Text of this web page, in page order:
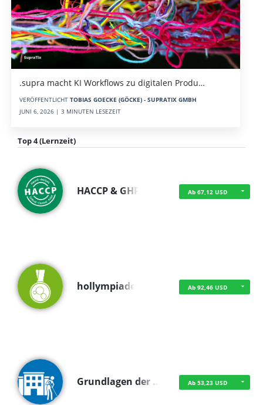
.supra macht KI Workflows zu digitalen Produ…
VERÖFFENTLICHT TOBIAS GOECKE (GÖCKE) - SUPRATIX GMBH
JUNI 6, 2026 | 3 MINUTEN LESEZEIT
Top 4 (Lernzeit)
HACCP & GHP Ab 67,12 USD
hollympiade Ab 92,46 USD
Grundlagen der … Ab 53,23 USD